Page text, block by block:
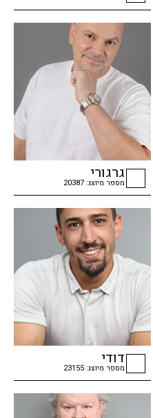
checkbox
checkbox
גרגורי
מספר מיוצג: 20387
checkbox
דודי
מספר מיוצג: 23155